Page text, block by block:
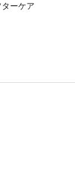
ーケア